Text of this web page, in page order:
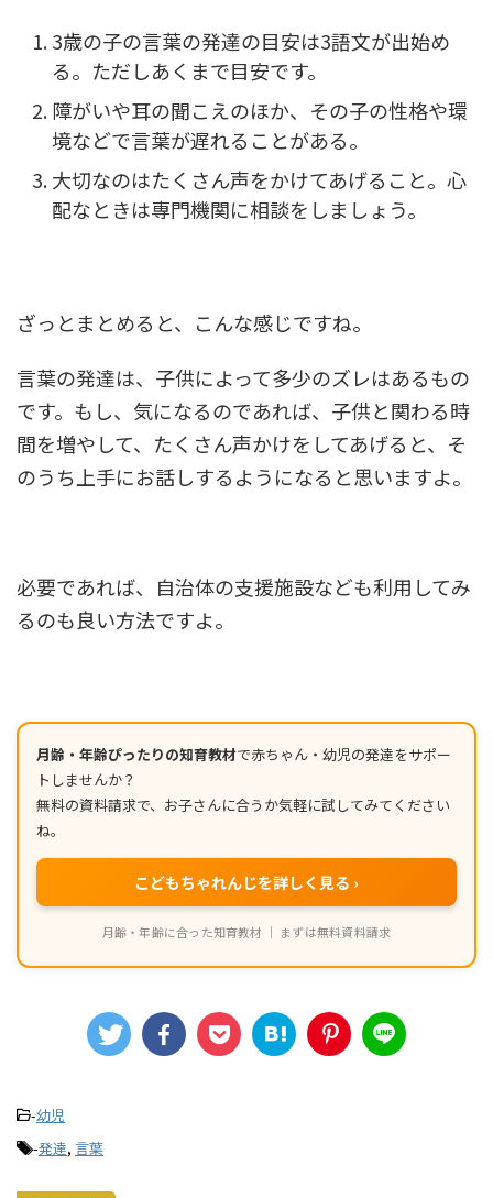
3歳の子の言葉の発達の目安は3語文が出始め
る。ただしあくまで目安です。
障がいや耳の聞こえのほか、その子の性格や環
境などで言葉が遅れることがある。
大切なのはたくさん声をかけてあげること。心
配なときは専門機関に相談をしましょう。
ざっとまとめると、こんな感じですね。
言葉の発達は、子供によって多少のズレはあるもの
です。もし、気になるのであれば、子供と関わる時
間を増やして、たくさん声かけをしてあげると、そ
のうち上手にお話しするようになると思いますよ。
必要であれば、自治体の支援施設なども利用してみ
るのも良い方法ですよ。
月齢・年齢ぴったりの知育教材で赤ちゃん・幼児の発達をサポー
トしませんか？
無料の資料請求で、お子さんに合うか気軽に試してみてください
ね。
こどもちゃれんじを詳しく見る ›
月齢・年齢に合った知育教材 ｜ まずは無料資料請求
-幼児
-発達, 言葉